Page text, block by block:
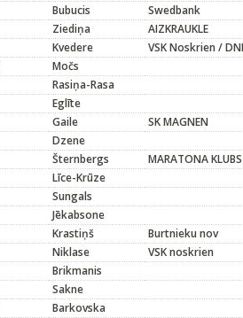
Bubucis
Swedbank
Ziediņa
AIZKRAUKLE
Kvedere
VSK Noskrien /
Močs
Rasiņa-Rasa
Eglīte
Gaile
SK MAGNEN
Dzene
Šternbergs
MARATONA KLUBS
Līce-Krūze
Sungals
Jēkabsone
Krastiņš
Burtnieku nov
Niklase
VSK noskrien
Brikmanis
Sakne
Barkovska